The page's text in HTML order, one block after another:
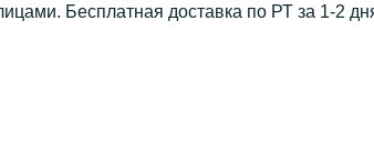
Бесплатная доставка по РТ за 1-2